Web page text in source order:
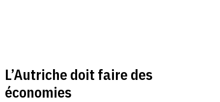
L’Autriche doit faire des
économies